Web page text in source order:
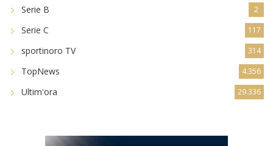
Serie B 2
Serie C 117
sportinoro TV 314
TopNews 4.356
Ultim'ora 29.336